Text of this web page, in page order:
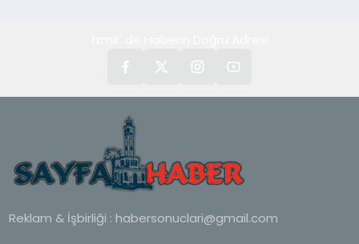
Reklam & İşbirliği : habersonuclari@gmail.com